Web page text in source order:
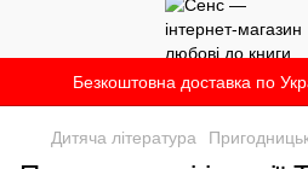
Безкоштовна доставка по
Дитяча література